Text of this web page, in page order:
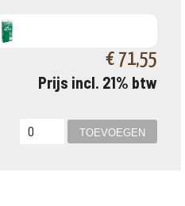
€ 71,55
Prijs incl. 21% btw